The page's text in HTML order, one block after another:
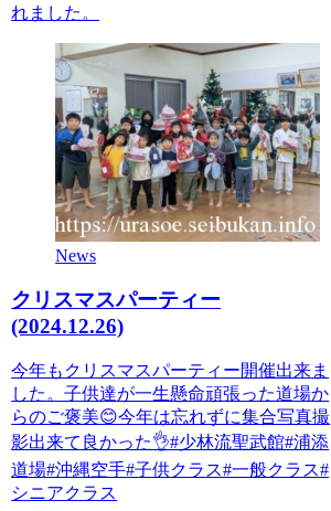
れました。
News
クリスマスパーティー
(2024.12.26)
今年もクリスマスパーティー開催出来ま
した。子供達が一生懸命頑張った道場か
らのご褒美😊今年は忘れずに集合写真撮
影出来て良かった👌#少林流聖武館#浦添
道場#沖縄空手#子供クラス#一般クラス#
シニアクラス